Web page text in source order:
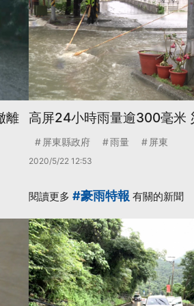
離
高屏24小時雨量逾300毫米
屏東縣政府 雨量 屏東
2020/5/22 12:53
閱讀更多 #豪雨特報 有關的新聞